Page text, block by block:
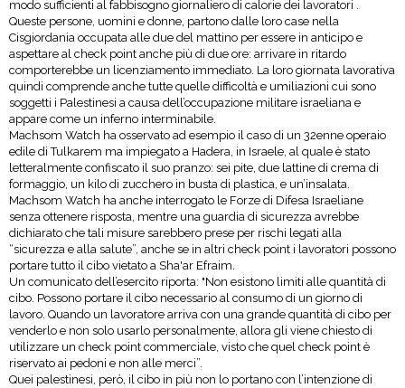
modo sufficienti al fabbisogno giornaliero di calorie dei lavoratori .
Queste persone, uomini e donne, partono dalle loro case nella
Cisgiordania occupata alle due del mattino per essere in anticipo e
aspettare al check point anche più di due ore: arrivare in ritardo
comporterebbe un licenziamento immediato. La loro giornata lavorativa
quindi comprende anche tutte quelle difficoltà e umiliazioni cui sono
soggetti i Palestinesi a causa dell’occupazione militare israeliana e
appare come un inferno interminabile.
Machsom Watch ha osservato ad esempio il caso di un 32enne operaio
edile di Tulkarem ma impiegato a Hadera, in Israele, al quale è stato
letteralmente confiscato il suo pranzo: sei pite, due lattine di crema di
formaggio, un kilo di zucchero in busta di plastica, e un’insalata.
Machsom Watch ha anche interrogato le Forze di Difesa Israeliane
senza ottenere risposta, mentre una guardia di sicurezza avrebbe
dichiarato che tali misure sarebbero prese per rischi legati alla
“sicurezza e alla salute”, anche se in altri check point i lavoratori possono
portare tutto il cibo vietato a Sha'ar Efraim.
Un comunicato dell’esercito riporta: "Non esistono limiti alle quantità di
cibo. Possono portare il cibo necessario al consumo di un giorno di
lavoro. Quando un lavoratore arriva con una grande quantità di cibo per
venderlo e non solo usarlo personalmente, allora gli viene chiesto di
utilizzare un check point commerciale, visto che quel check point è
riservato ai pedoni e non alle merci”.
Quei palestinesi, però, il cibo in più non lo portano con l’intenzione di